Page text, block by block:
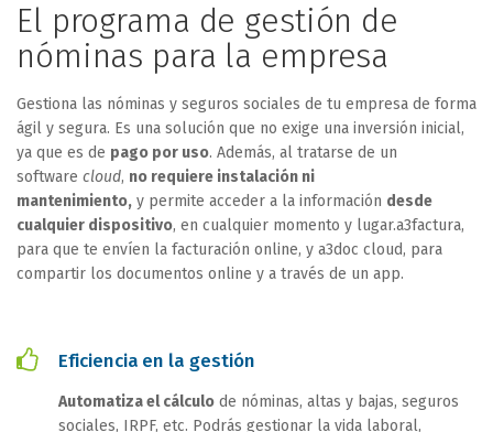
El programa de gestión de
nóminas para la empresa
Gestiona las nóminas y seguros sociales de tu empresa de forma
ágil y segura. Es una solución que no exige una inversión inicial,
ya que es de pago por uso. Además, al tratarse de un
software cloud, no requiere instalación ni
mantenimiento, y permite acceder a la información desde
cualquier dispositivo, en cualquier momento y lugar.a3factura,
para que te envíen la facturación online, y a3doc cloud, para
compartir los documentos online y a través de un app.
Eficiencia en la gestión
Automatiza el cálculo de nóminas, altas y bajas, seguros
sociales, IRPF, etc. Podrás gestionar la vida laboral,